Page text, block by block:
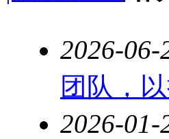
2026-06-
团队，
2026-01-